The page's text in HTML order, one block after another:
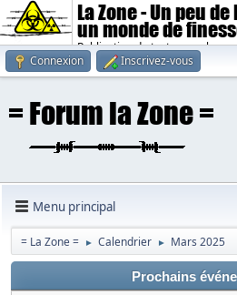
La Zone - Un peu
un monde de
Publication de textes sombres,
Connexion
Inscrivez-vous
Menu principal
= La Zone = ► Calendrier ► Mars 2025
Prochains